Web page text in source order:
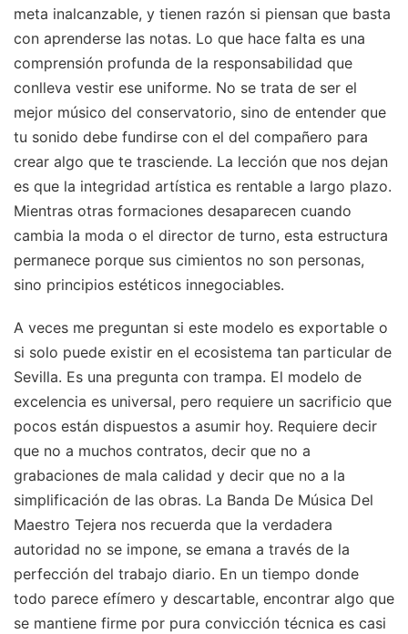
meta inalcanzable, y tienen razón si piensan que basta
con aprenderse las notas. Lo que hace falta es una
comprensión profunda de la responsabilidad que
conlleva vestir ese uniforme. No se trata de ser el
mejor músico del conservatorio, sino de entender que
tu sonido debe fundirse con el del compañero para
crear algo que te trasciende. La lección que nos dejan
es que la integridad artística es rentable a largo plazo.
Mientras otras formaciones desaparecen cuando
cambia la moda o el director de turno, esta estructura
permanece porque sus cimientos no son personas,
sino principios estéticos innegociables.
A veces me preguntan si este modelo es exportable o
si solo puede existir en el ecosistema tan particular de
Sevilla. Es una pregunta con trampa. El modelo de
excelencia es universal, pero requiere un sacrificio que
pocos están dispuestos a asumir hoy. Requiere decir
que no a muchos contratos, decir que no a
grabaciones de mala calidad y decir que no a la
simplificación de las obras. La Banda De Música Del
Maestro Tejera nos recuerda que la verdadera
autoridad no se impone, se emana a través de la
perfección del trabajo diario. En un tiempo donde
todo parece efímero y descartable, encontrar algo que
se mantiene firme por pura convicción técnica es casi